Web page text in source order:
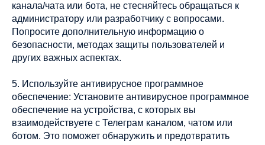
канала/чата или бота, не стесняйтесь обращаться к
администратору или разработчику с вопросами.
Попросите дополнительную информацию о
безопасности, методах защиты пользователей и
других важных аспектах.
5. Используйте антивирусное программное
обеспечение: Установите антивирусное программное
обеспечение на устройства, с которых вы
взаимодействуете с Телеграм каналом, чатом или
ботом. Это поможет обнаружить и предотвратить